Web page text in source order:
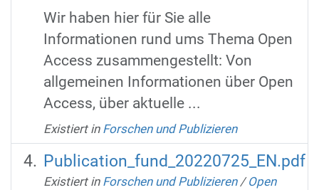
Wir haben hier für Sie alle
Informationen rund ums Thema Open
Access zusammengestellt: Von
allgemeinen Informationen über Open
Access, über aktuelle ...
Existiert in Forschen und Publizieren
Publication_fund_20220725_EN.pdf
Existiert in Forschen und Publizieren /Open